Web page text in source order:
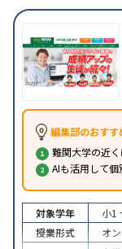
編集部のおすす
難関大学の近
AIも活用して
対象学年 小1
授業形式
オ